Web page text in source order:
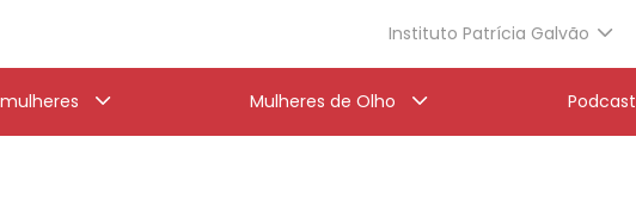
Instituto Patrícia Galvão
Mulheres de Olho Podcast